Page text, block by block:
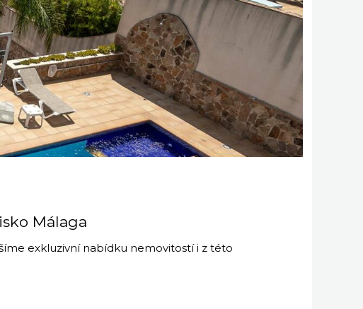
Málaga
exkluzivní nabídku nemovitostí i z této